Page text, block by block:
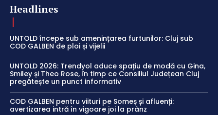
Headlines
UNTOLD începe sub amenințarea furtunilor: Cluj sub
COD GALBEN de ploi și vijelii
UNTOLD 2026: Trendyol aduce spațiu de modă cu Gina,
Smiley și Theo Rose, în timp ce Consiliul Județean Cluj
pregătește un punct informativ
COD GALBEN pentru viituri pe Someș și afluenți:
avertizarea intră în vigoare joi la prânz